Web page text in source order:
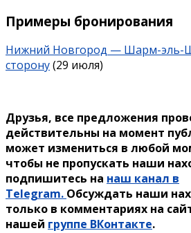
Примеры бронирования
Нижний Новгород — Шарм-эль-
сторону(29 июля)
Друзья, все предложения
действительны на момент
может измениться в любой
чтобы не пропускать наши
подпишитесь на наш канал в
Telegram. Обсуждать наши
только в комментариях на
нашей группе ВКонтакте.